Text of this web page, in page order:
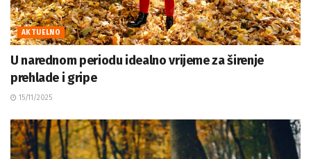
AKTUELNO
U narednom periodu idealno vrijeme za širenje
prehlade i gripe
15/11/2025